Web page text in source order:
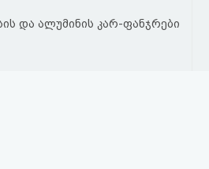
და ალუმინის კარ-ფანჯრები